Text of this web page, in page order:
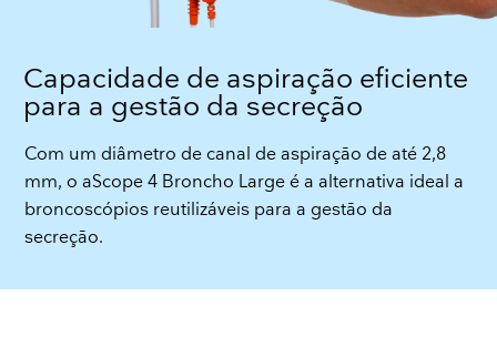
Capacidade de aspiração eficiente
para a gestão da secreção
Com um diâmetro de canal de aspiração de até 2,8
mm, o aScope 4 Broncho Large é a alternativa ideal a
broncoscópios reutilizáveis para a gestão da
secreção.